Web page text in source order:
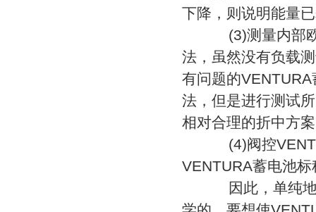
下降，则说明能量
(3)测量内部欧
法，虽然没有负载
有问题的
法，但是进行测试
相对合理的折中方
(4)阀控
VENTURA蓄电池
因此，单纯地